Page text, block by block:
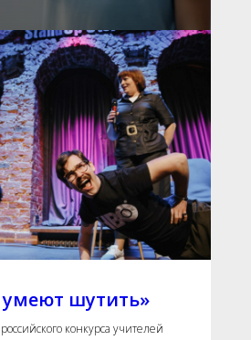
умеют шутить»
конкурса учителей